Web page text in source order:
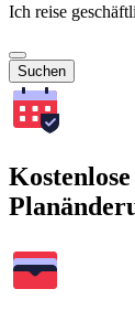
Ich reise
Suchen